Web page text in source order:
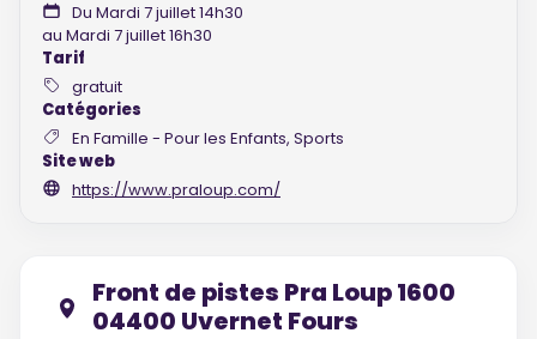
Du Mardi 7 juillet 14h30
au Mardi 7 juillet 16h30
Tarif
gratuit
Catégories
En Famille - Pour les Enfants, Sports
Site web
https://www.praloup.com/
Front de pistes Pra Loup 1600
04400 Uvernet Fours